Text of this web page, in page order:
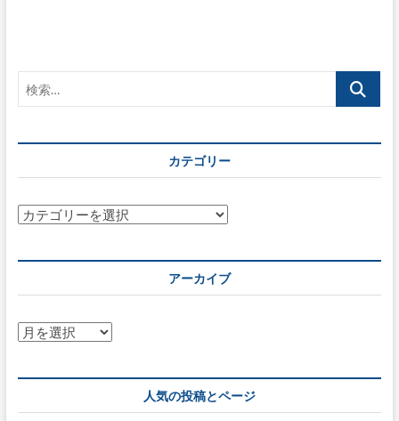
ョ
ン
カテゴリー
カ
ー
アーカイブ
ア
ブ
人気の投稿とページ